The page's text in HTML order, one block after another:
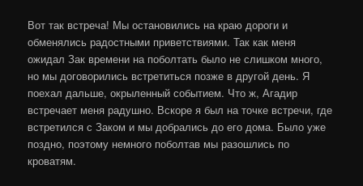
Вот так встреча! Мы остановились на краю дороги и
обменялись радостными приветствиями. Так как меня
ожидал Зак времени на поболтать было не слишком много,
но мы договорились встретиться позже в другой день. Я
поехал дальше, окрыленный событием. Что ж, Агадир
встречает меня радушно. Вскоре я был на точке встречи, где
встретился с Заком и мы добрались до его дома. Было уже
поздно, поэтому немного поболтав мы разошлись по
кроватям.